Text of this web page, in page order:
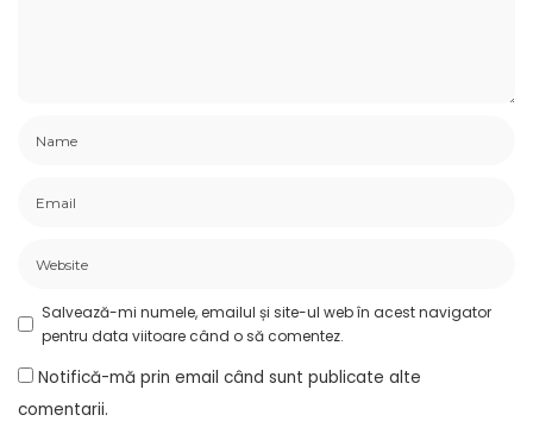
Salvează-mi numele, emailul și site-ul web în acest navigator
pentru data viitoare când o să comentez.
Notifică-mă prin email când sunt publicate alte
comentarii.